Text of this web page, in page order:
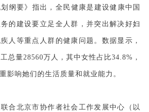
健康课堂
设备环境
诚聘英才
划纲要》指出，全民健康是建设健康中国
的建设要立足全人群，并突出解决好妇
人等重点人群的健康问题。数据显示，
总量28560万人，其中女性占比34.8%，
影响她们的生活质量和就业能力。
合北京市协作者社会工作发展中心（以